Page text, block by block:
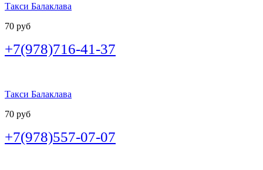
Такси Балаклава
70 руб
+7(978)716-41-37
Такси Балаклава
70 руб
+7(978)557-07-07